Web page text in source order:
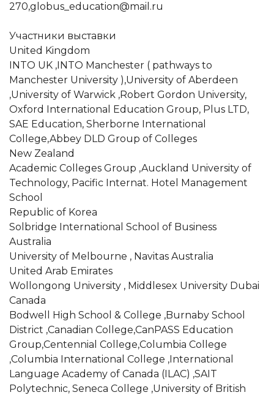
270,globus_education@mail.ru
Участники выставки
United Kingdom
INTO UK ,INTO Manchester ( pathways to
Manchester University ),University of Aberdeen
,University of Warwick ,Robert Gordon University,
Oxford International Education Group, Plus LTD,
SAE Education, Sherborne International
College,Abbey DLD Group of Colleges
New Zealand
Academic Colleges Group ,Auckland University of
Technology, Pacific Internat. Hotel Management
School
Republic of Korea
Solbridge International School of Business
Australia
University of Melbourne , Navitas Australia
United Arab Emirates
Wollongong University , Middlesex University Dubai
Canada
Bodwell High School & College ,Burnaby School
District ,Canadian College,CanPASS Education
Group,Centennial College,Columbia College
,Columbia International College ,International
Language Academy of Canada (ILAC) ,SAIT
Polytechnic, Seneca College ,University of British